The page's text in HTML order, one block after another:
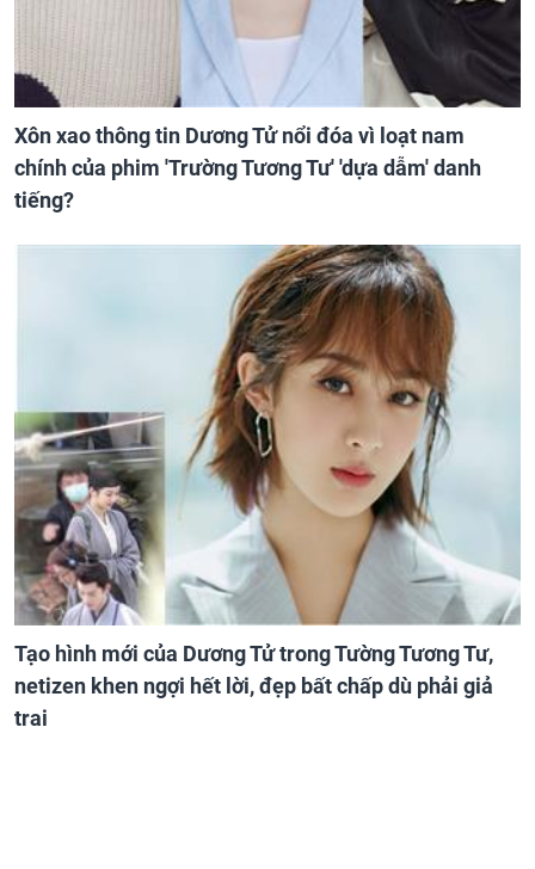
Xôn xao thông tin Dương Tử nổi đóa vì loạt nam
chính của phim 'Trường Tương Tư' 'dựa dẫm' danh
tiếng?
Tạo hình mới của Dương Tử trong Tường Tương Tư,
netizen khen ngợi hết lời, đẹp bất chấp dù phải giả
trai